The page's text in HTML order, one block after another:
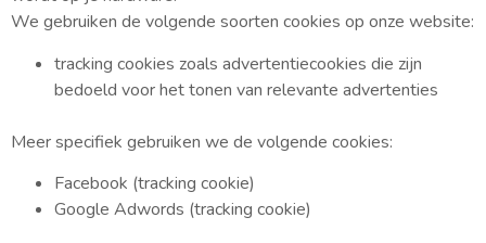
We gebruiken de volgende soorten cookies op onze website:
tracking cookies zoals advertentiecookies die zijn
bedoeld voor het tonen van relevante advertenties
Meer specifiek gebruiken we de volgende cookies:
Facebook (tracking cookie)
Google Adwords (tracking cookie)